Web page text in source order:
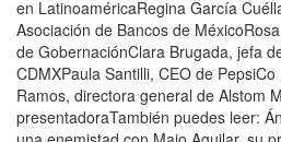
en LatinoaméricaRegina García
Asociación de Bancos de
de GobernaciónClara Brugada, jefa
CDMXPaula Santilli, CEO de
Ramos, directora general de Alstom
presentadoraTambién puedes leer: